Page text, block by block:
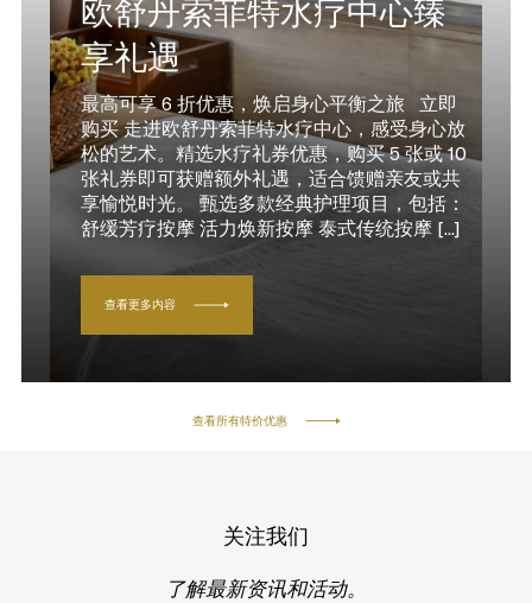
欧舒丹索菲特水疗中心臻
享礼遇
最高可享 6 折优惠，焕启身心平衡之旅 立即
购买 走进欧舒丹索菲特水疗中心，感受身心放
松的艺术。精选水疗礼券优惠，购买 5 张或 10
张礼券即可获赠额外礼遇，适合馈赠亲友或共
享愉悦时光。 甄选多款经典护理项目，包括：
舒缓芳疗按摩 活力焕新按摩 泰式传统按摩 [...]
查看更多内容
查看所有特价优惠
关注我们
了解最新资讯和活动。